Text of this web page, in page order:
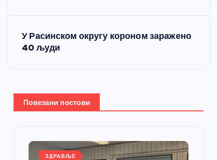
њ
е
У Расинском округу короном заражено
40 људи
Повезани постови
ЗДРАВЉЕ